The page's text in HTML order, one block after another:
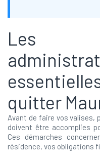
Les
quitter
Avant de faire vos
doivent être accomplies
Ces démarches
résidence, vos obligations